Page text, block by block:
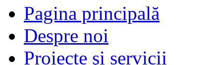
Pagina principală
Despre noi
Proiecte şi servicii